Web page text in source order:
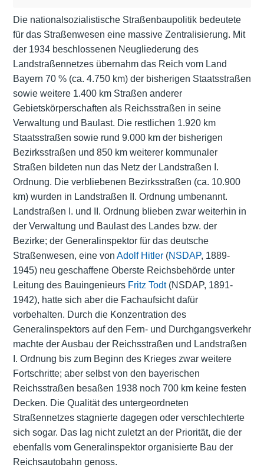
Die nationalsozialistische Straßenbaupolitik bedeutete
für das Straßenwesen eine massive Zentralisierung. Mit
der 1934 beschlossenen Neugliederung des
Landstraßennetzes übernahm das Reich vom Land
Bayern 70 % (ca. 4.750 km) der bisherigen Staatsstraßen
sowie weitere 1.400 km Straßen anderer
Gebietskörperschaften als Reichsstraßen in seine
Verwaltung und Baulast. Die restlichen 1.920 km
Staatsstraßen sowie rund 9.000 km der bisherigen
Bezirksstraßen und 850 km weiterer kommunaler
Straßen bildeten nun das Netz der Landstraßen I.
Ordnung. Die verbliebenen Bezirksstraßen (ca. 10.900
km) wurden in Landstraßen II. Ordnung umbenannt.
Landstraßen I. und II. Ordnung blieben zwar weiterhin in
der Verwaltung und Baulast des Landes bzw. der
Bezirke; der Generalinspektor für das deutsche
Straßenwesen, eine von Adolf Hitler(NSDAP, 1889-
1945) neu geschaffene Oberste Reichsbehörde unter
Leitung des Bauingenieurs Fritz Todt(NSDAP, 1891-
1942), hatte sich aber die Fachaufsicht dafür
vorbehalten. Durch die Konzentration des
Generalinspektors auf den Fern- und Durchgangsverkehr
machte der Ausbau der Reichsstraßen und Landstraßen
I. Ordnung bis zum Beginn des Krieges zwar weitere
Fortschritte; aber selbst von den bayerischen
Reichsstraßen besaßen 1938 noch 700 km keine festen
Decken. Die Qualität des untergeordneten
Straßennetzes stagnierte dagegen oder verschlechterte
sich sogar. Das lag nicht zuletzt an der Priorität, die der
ebenfalls vom Generalinspektor organisierte Bau der
Reichsautobahn genoss.